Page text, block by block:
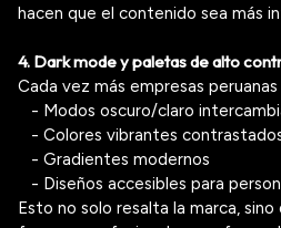
hacen que el contenido sea más
4. Darkmodey paletas de alto
Cada vez más empresas
- Modos oscuro/claro
- Colores vibrantes
- Gradientes modernos
- Diseños accesibles para
Esto no solo resalta la marca,